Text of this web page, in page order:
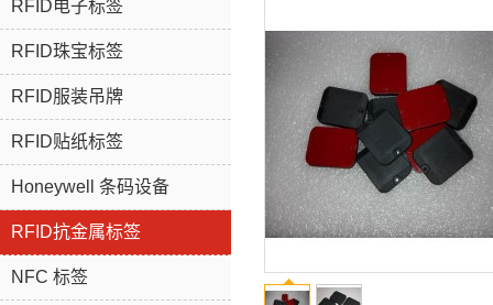
RFID电子标签
RFID珠宝标签
RFID服装吊牌
RFID贴纸标签
Honeywell 条码设备
RFID抗金属标签
NFC 标签